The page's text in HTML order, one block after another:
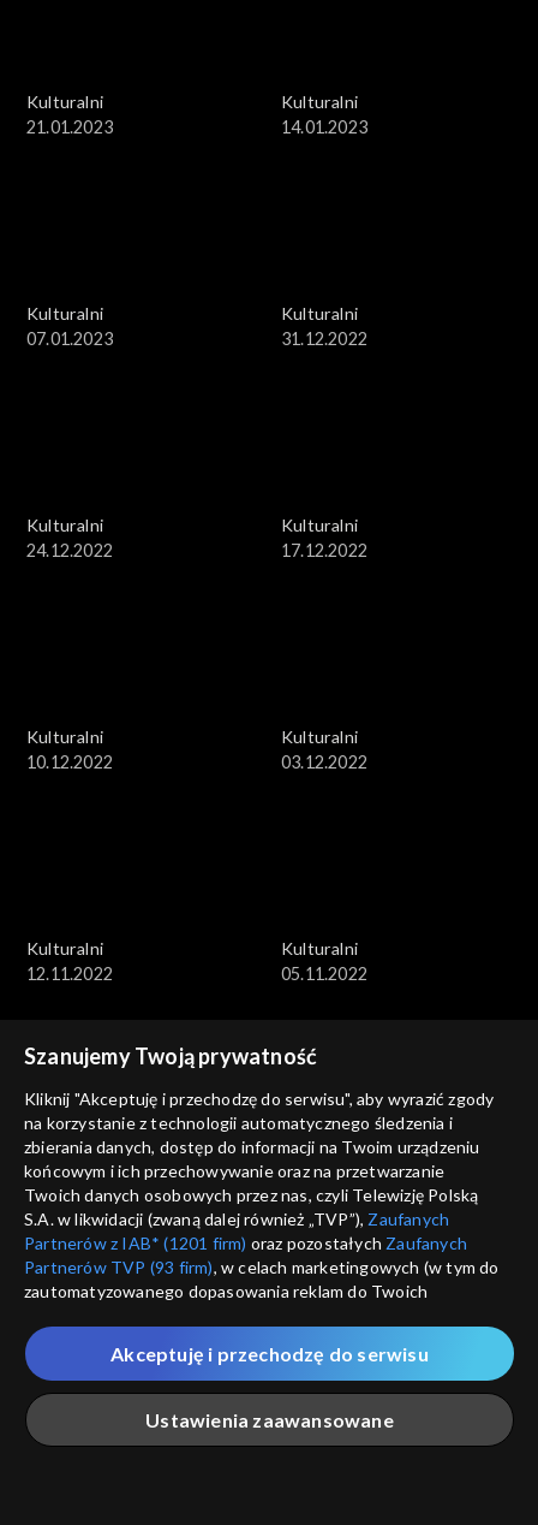
Kulturalni
21.01.2023
Kulturalni
14.01.2023
Kulturalni
07.01.2023
Kulturalni
31.12.2022
Kulturalni
24.12.2022
Kulturalni
17.12.2022
Kulturalni
10.12.2022
Kulturalni
03.12.2022
Kulturalni
12.11.2022
Kulturalni
05.11.2022
Kulturalni
29.10.2022
Kulturalni
22.10.2022
Kulturalni
15.10.2022
Kulturalni
04.06.2022
Szanujemy Twoją prywatność
Kliknij "Akceptuję i przechodzę do serwisu", aby wyrazić zgody
na korzystanie z technologii automatycznego śledzenia i
zbierania danych, dostęp do informacji na Twoim urządzeniu
końcowym i ich przechowywanie oraz na przetwarzanie
Twoich danych osobowych przez nas, czyli Telewizję Polską
S.A. w likwidacji (zwaną dalej również „TVP”), Zaufanych
Partnerów z IAB* (1201 firm) oraz pozostałych Zaufanych
Partnerów TVP (93 firm), w celach marketingowych (w tym do
zautomatyzowanego dopasowania reklam do Twoich
które wskazujemy poniżej, a także zgody na udostępnianie
przez nas identyfikatora PPID do Google.
Twoje dane osobowe zbierane podczas odwiedzania przez
Ciebie naszych
poszczególnych serwisówzwanych dalej
„Portalem”, w tym informacje zapisywane za pomocą
Ustawienia zaawansowane
Akceptuję i przechodzę do serwisu